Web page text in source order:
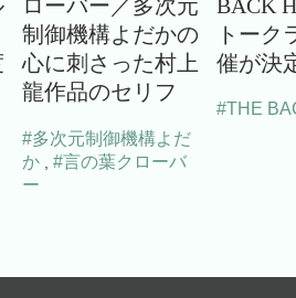
ローバー／多次元
制御機構よだかの
心に刺さった村上
龍作品のセリフ
#多次元制御機構よだ
か
#言の葉クローバ
ー
BACK
トーク
催が決
#THE